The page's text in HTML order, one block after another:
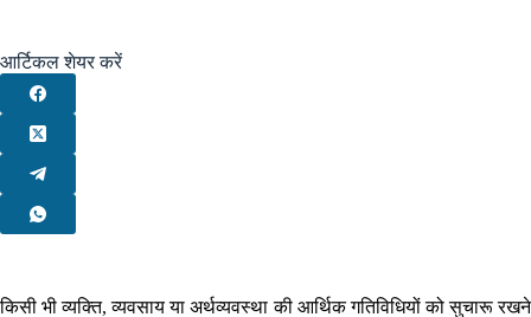
आर्टिकल शेयर करें
किसी भी व्यक्ति, व्यवसाय या अर्थव्यवस्था की आर्थिक गतिविधियों को सुचारू रखने